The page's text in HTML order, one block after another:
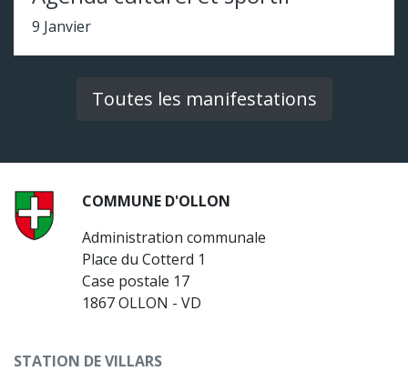
9 Janvier
Toutes les manifestations
COMMUNE D'OLLON
Administration communale
Place du Cotterd 1
Case postale 17
1867 OLLON - VD
STATION DE VILLARS